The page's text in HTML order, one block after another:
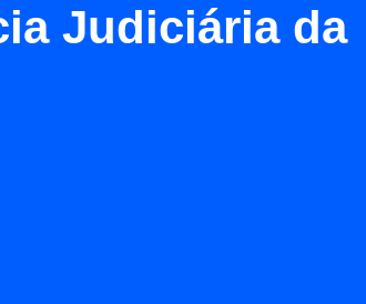
Judiciária da